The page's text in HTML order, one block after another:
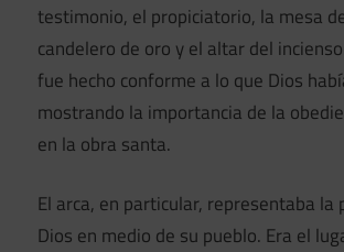
testimonio, el propiciatorio, la mesa
candelero de oro y el altar del
fue hecho conforme a lo que Dios
mostrando la importancia de la
en la obra santa.
El arca, en particular, representaba la
Dios en medio de su pueblo. Era el